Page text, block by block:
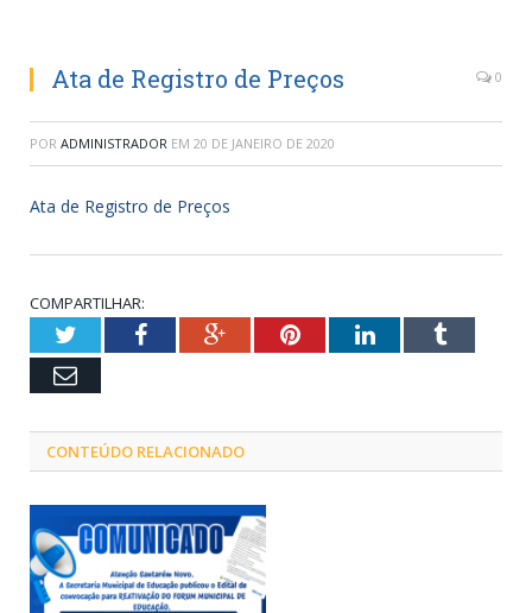
Ata de Registro de Preços 0
POR ADMINISTRADOR EM 20 DE JANEIRO DE 2020
Ata de Registro de Preços
COMPARTILHAR:
TwitterFacebookGoogle+PinterestLinkedInTumblr
Email
CONTEÚDO RELACIONADO